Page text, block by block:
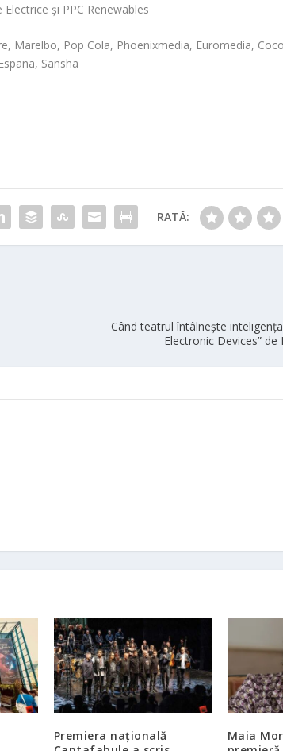
și PPC Renewables
Marelbo, Pop Cola, Phoenixmedia, Euromedia,
Sansha
RATĂ:
Când teatrul întâlnește
Electronic Devices” de
Premiera națională
Maia